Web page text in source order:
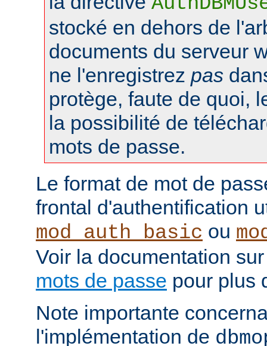
stocké en dehors de
documents du serveur
ne l'enregistrez pas
protège, faute de quoi,
la possibilité de
mots de passe.
Le format de mot de
frontal d'authentification
mod_auth_basic ou
Voir la documentation
mots de passe pour plus
Note importante
l'implémentation de